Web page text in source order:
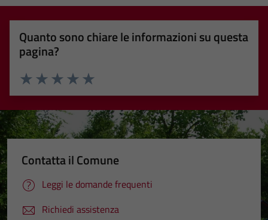
Quanto sono chiare le informazioni su questa
pagina?
Valuta 5 stelle su 5
Valuta 4 stelle su 5
Valuta 3 stelle su 5
Valuta 2 stelle su 5
Valuta 1 stelle su 5
Contatta il Comune
Leggi le domande frequenti
Richiedi assistenza